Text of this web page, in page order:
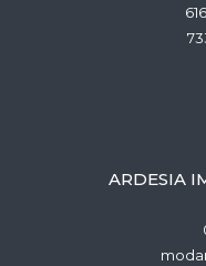
ARDESIA